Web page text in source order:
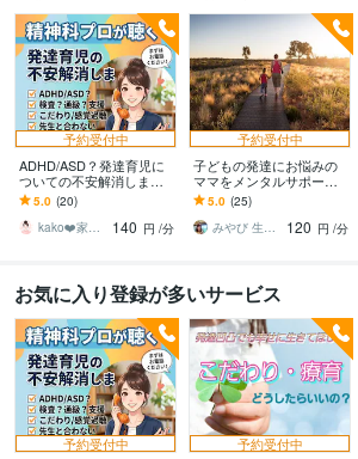
予約受付中
ADHD/ASD？発達育児に
ついての不安解消します
検査？通級？支援？受
診？特性？暴言？感覚？
等ママの悩み相談☆
5.0 (20)
kako❤️家庭作業療法士☆ママに笑顔を
140 円 /分
予約受付中
子どもの発達にお悩みの
ママをメンタルサポート
します 発達障がい児の子
育て / カウンセラーがやさ
しく寄り添います
5.0 (25)
みやび 生き方デザイナー
120 円 /分
お気に入り登録が多いサービス
予約受付中
予約受付中